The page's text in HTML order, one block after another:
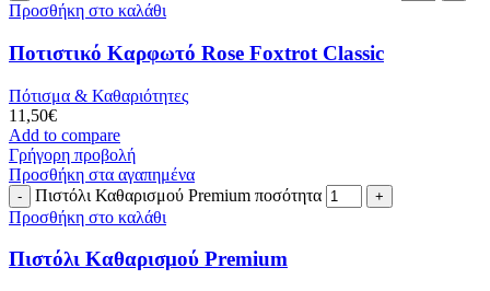
Προσθήκη στο καλάθι
Ποτιστικό Καρφωτό Rose Foxtrot Classic
Πότισμα & Καθαριότητες
11,50€
Add to compare
Γρήγορη προβολή
Προσθήκη στα αγαπημένα
Πιστόλι Καθαρισμού Premium ποσότητα
Προσθήκη στο καλάθι
Πιστόλι Καθαρισμού Premium